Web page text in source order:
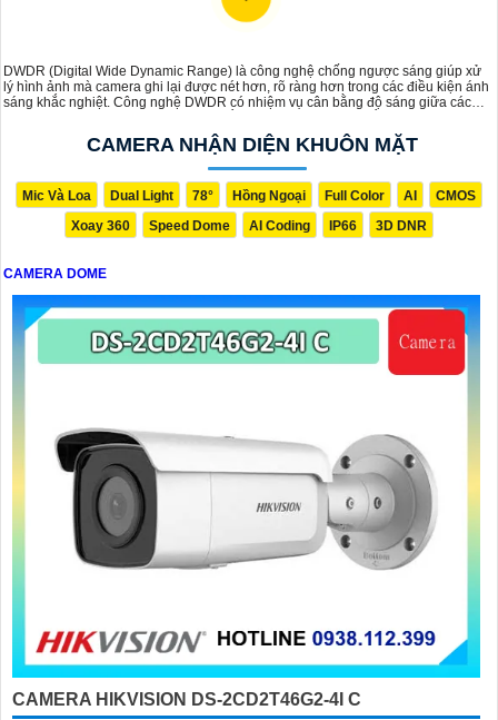
DWDR (Digital Wide Dynamic Range) là công nghệ chống ngược sáng giúp xử
lý hình ảnh mà camera ghi lại được nét hơn, rõ ràng hơn trong các điều kiện ánh
sáng khắc nghiệt. Công nghệ DWDR có nhiệm vụ cân bằng độ sáng giữa các
CAMERA NHẬN DIỆN KHUÔN MẶT
Mic Và Loa Dual Light 78° Hồng Ngoại Full Color AI
CMOS
Xoay 360
Speed Dome AI Coding IP66 3D DNR
CAMERA DOME
CAMERA HIKVISION DS-2CD2T46G2-4I C